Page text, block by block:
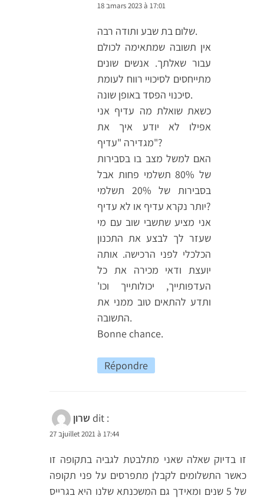
18 בmars 2023 à 17:01
שלום בת שבע ותודה רבה.
אין תשובה שמתאימה לכולם
עבור שאלתך. אנשים שונים
מתייחסים לסיכויי רווח לעומת
סיכנוי הפסד באופן שונה.
כשאת שואלת מה עדיף אני
אפילו לא יודע איך את
מגדירה "עדיף"?
האם למשל מצב בו בסבירות
של 80% תשלמי פחות אבל
בסבירות של 20% תשלמי
יותר נקרא עדיף או לא עדיף?
אני מציע שתשבי שוב עם מי
שעזר לך לבצע את התכנון
הכלכלי לפני הרכישה. אותה
יועצת ודאי מכירה את כל
העדפותייך, יכולותייך וכו'
ותדע להתאים טוב ממני את
התשובה.
Bonne chance.
Répondre
שרון dit :
27 בjuillet 2021 à 17:44
זו בדיוק שאלה שאני מתלבטת לגביה בתקופה זו
כאשר התשלומים לקבלן מתפרסים על פני תקופה
של 5 שנים ומאידך גם המשכנתא שלנו היא בגרייס